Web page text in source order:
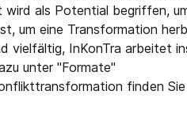
als Potential begriffen,
um eine Transformation
vielfältig, InKonTra arbeitet
unter "Formate"
finden